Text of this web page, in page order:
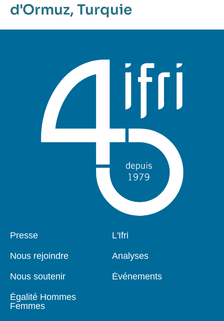
d'Ormuz, Turquie
Pied
Presse
Nous rejoindre
Nous soutenir
Égalité Hommes
Femmes
Navigation
L'Ifri
Analyses
Événements